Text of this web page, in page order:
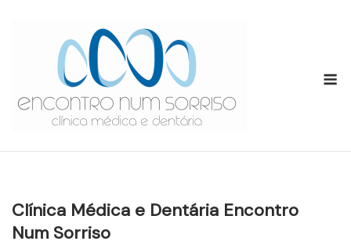
Clínica Médica e Dentária Encontro
Num Sorriso